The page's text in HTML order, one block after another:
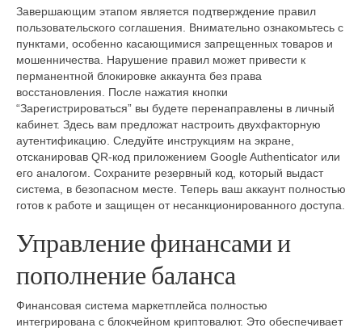
Завершающим этапом является подтверждение правил
пользовательского соглашения. Внимательно ознакомьтесь с
пунктами, особенно касающимися запрещенных товаров и
мошенничества. Нарушение правил может привести к
перманентной блокировке аккаунта без права
восстановления. После нажатия кнопки
“Зарегистрироваться” вы будете перенаправлены в личный
кабинет. Здесь вам предложат настроить двухфакторную
аутентификацию. Следуйте инструкциям на экране,
отсканировав QR-код приложением Google Authenticator или
его аналогом. Сохраните резервный код, который выдаст
система, в безопасном месте. Теперь ваш аккаунт полностью
готов к работе и защищен от несанкционированного доступа.
Управление финансами и
пополнение баланса
Финансовая система маркетплейса полностью
интегрирована с блокчейном криптовалют. Это обеспечивает